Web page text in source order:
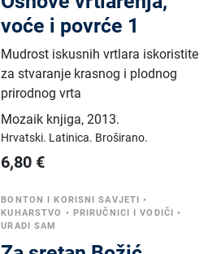
voće i povrće 1
Mudrost iskusnih vrtlara iskoristite
za stvaranje krasnog i plodnog
prirodnog vrta
Mozaik knjiga,2013.
Hrvatski. Latinica. Broširano.
6,80 €
BONTON I KORISNI SAVJETI •
KUHARSTVO • PRIRUČNICI I VODIČI •
URADI SAM